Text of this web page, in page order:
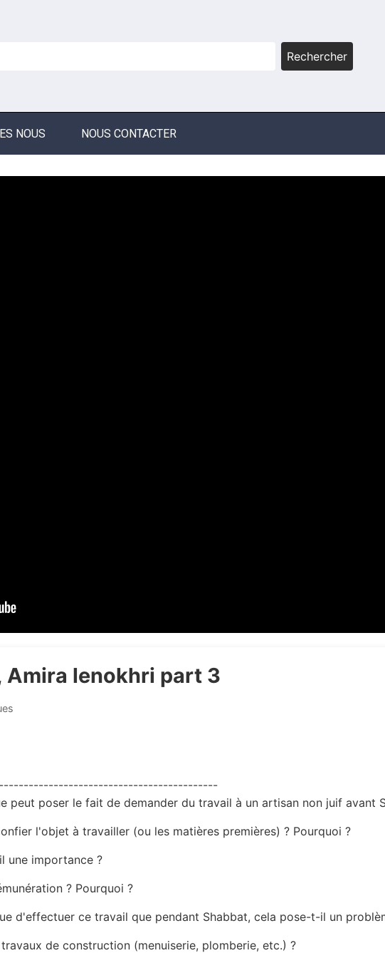
Rechercher
NOUS NOUS CONTACTER
Amira lenokhri part 3
peut poser le fait de demander du travail à un artisan non juif avant
l'objet à travailler (ou les matières premières) ? Pourquoi ?
une importance ?
? Pourquoi ?
d'effectuer ce travail que pendant Shabbat, cela pose-t-il un
de construction (menuiserie, plomberie, etc.) ?